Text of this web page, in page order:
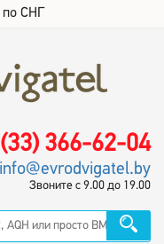
по СНГ
366-62-04
info@evrodvigatel.by
Звоните с 9.00 до 19.00